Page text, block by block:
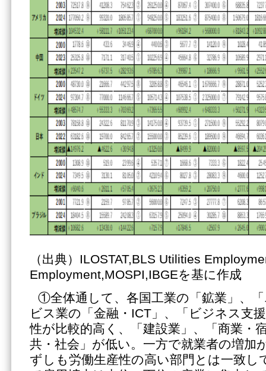
（出典）ILOSTAT,BLS Utilities
Employment,MOSPI,IBGEを基に作成
①全体通して、各国工業の「鉱業」、
ビス業の「金融・ICT」、「ビジネス支
性が比較的高く、「建設業」、「商業・
共・社会」が低い。一方で就業者の増加
ずしも労働生産性の高い部門とは一致し